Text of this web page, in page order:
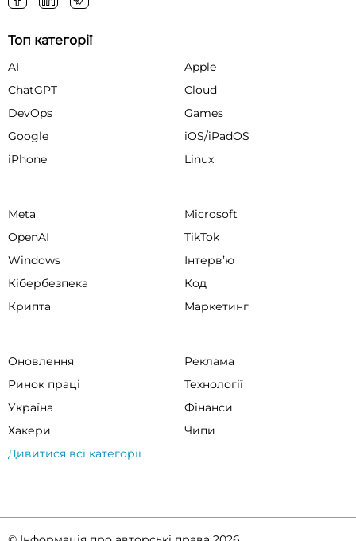
Топ категорії
AI
Apple
ChatGPT
Cloud
DevOps
Games
Google
iOS/iPadOS
iPhone
Linux
Meta
Microsoft
OpenAI
TikTok
Windows
Інтервʼю
Кібербезпека
Код
Крипта
Маркетинг
Оновлення
Реклама
Ринок праці
Технології
Україна
Фінанси
Хакери
Чипи
Дивитися всі категорії